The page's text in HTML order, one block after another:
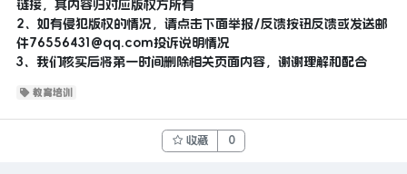
链接，其内容归对应版权方所有
2、如有侵犯版权的情况，请点击下面举报/反馈按钮反馈或发送邮
件76556431@qq.com投诉说明情况
3、我们核实后将第一时间删除相关页面内容，谢谢理解和配合
教育培训
收藏 0